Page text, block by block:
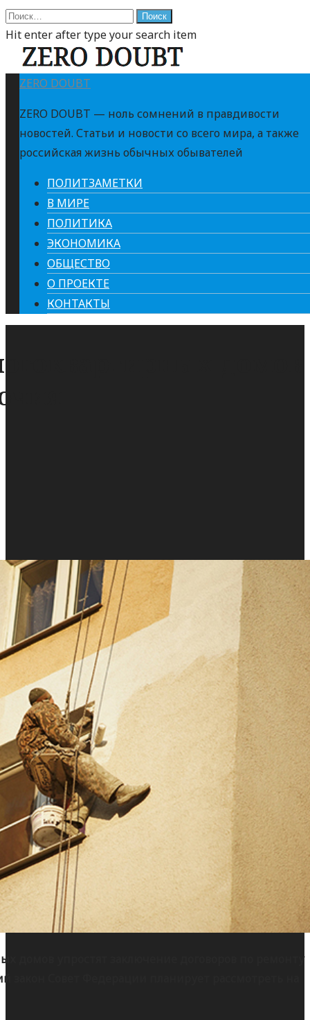
Найти:
Hit enter after type your search item
ZERO DOUBT
ZERO DOUBT — ноль сомнений в правдивости
новостей. Статьи и новости со всего мира, а также
российская жизнь обычных обывателей
ПОЛИТЗАМЕТКИ
В МИРЕ
ПОЛИТИКА
ЭКОНОМИКА
ОБЩЕСТВО
О ПРОЕКТЕ
КОНТАКТЫ
домов
домов упростят заключение договоров по ремонту
Совет Федерации планирует рассмотреть на